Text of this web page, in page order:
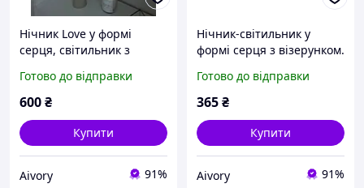
Нічник Love у формі
серця, світильник з
подарунок на День
Валентина або річницю,
Готово до відправки
600₴
Купити
Aivory 91%
Нічник-світильник у
формі серця з візерунком.
Готово до відправки
365₴
Купити
Aivory 91%